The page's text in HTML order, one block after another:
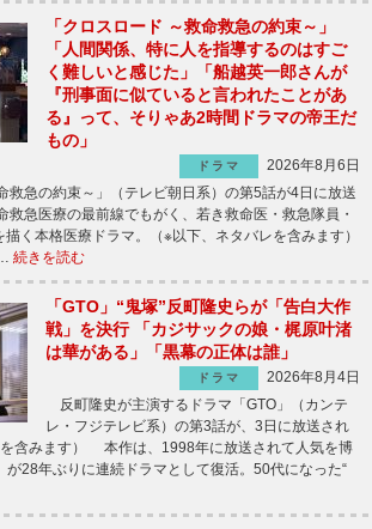
「クロスロード ～救命救急の約束～」
「人間関係、特に人を指導するのはすご
く難しいと感じた」「船越英一郎さんが
『刑事面に似ていると言われたことがあ
る』って、そりゃあ2時間ドラマの帝王だ
もの」
ドラマ
2026年8月6日
急の約束～」（テレビ朝日系）の第5話が4日に放送
急医療の最前線でもがく、若き救命医・救急隊員・
く本格医療ドラマ。（※以下、ネタバレを含みます）
続きを読む
「GTO」“鬼塚”反町隆史らが「告白大作
戦」を決行 「カジサックの娘・梶原叶渚
は華がある」「黒幕の正体は誰」
ドラマ
2026年8月4日
反町隆史が主演するドラマ「GTO」（カンテ
レ・フジテレビ系）の第3話が、3日に放送され
含みます） 本作は、1998年に放送されて人気を博
が28年ぶりに連続ドラマとして復活。50代になった“